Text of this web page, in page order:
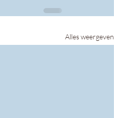
Alles weergeven